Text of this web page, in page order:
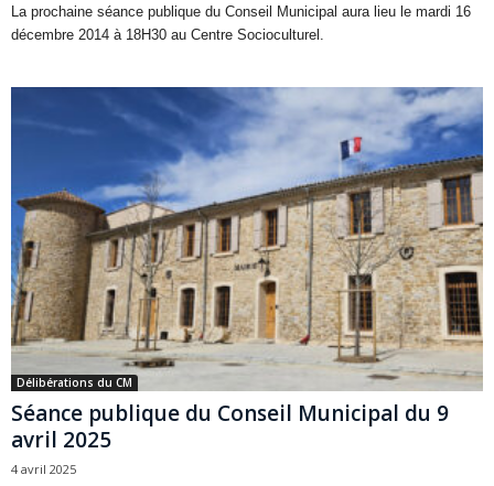
La prochaine séance publique du Conseil Municipal aura lieu le mardi 16
décembre 2014 à 18H30 au Centre Socioculturel.
Délibérations du CM
Séance publique du Conseil Municipal du 9
avril 2025
4 avril 2025